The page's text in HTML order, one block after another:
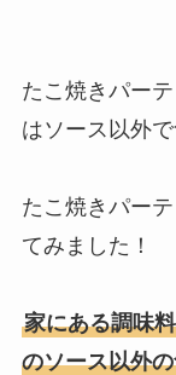
たこ焼きパー
はソース以外
たこ焼きパー
てみました！
家にある調味
のソース以外